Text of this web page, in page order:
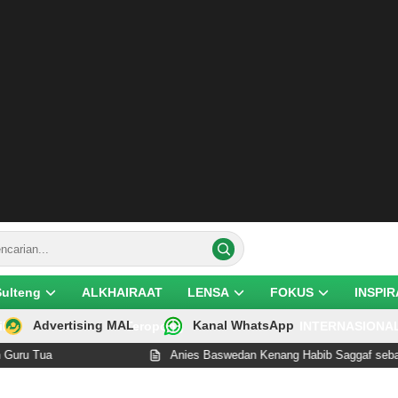
ALKHAIRAAT LENSA FOKUS
Teropong
Advertising MAL Kanal WhatsApp
Anies Baswedan Kenang Habib Saggaf sebagai